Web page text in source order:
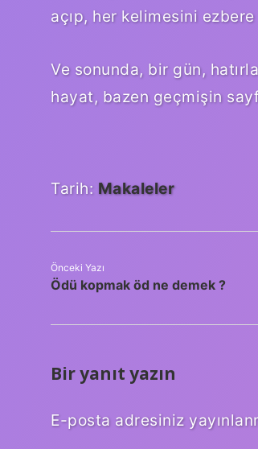
açıp, her kelimesini
Ve sonunda, bir gün,
hayat, bazen geçmişin
Tarih: Makaleler
Önceki Yazı
Ödü kopmak öd ne demek ?
Bir yanıt yazın
E-posta adresiniz